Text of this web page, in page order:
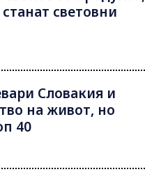
световни
Словакия и
на живот, но
40